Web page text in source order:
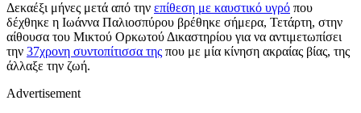
Δεκαέξι μήνες μετά από την επίθεση με καυστικό υγρό που
δέχθηκε η Ιωάννα Παλιοσπύρου βρέθηκε σήμερα, Τετάρτη, στην
αίθουσα του Μικτού Ορκωτού Δικαστηρίου για να αντιμετωπίσει
την 37χρονη συντοπίτισσα της που με μία κίνηση ακραίας βίας, της
άλλαξε την ζωή.
Advertisement